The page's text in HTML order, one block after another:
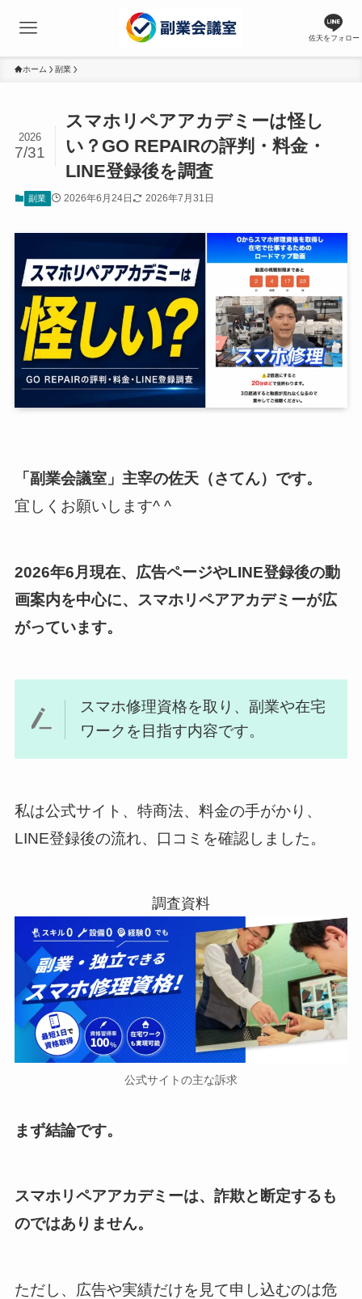
佐天をフォロー
ホーム 副業
スマホリペアアカデミーは怪し
い？GO REPAIRの評判・料金・
LINE登録後を調査
2026
7/31
副業 2026年6月24日 2026年7月31日
「副業会議室」主宰の佐天（さてん） です。
宜しくお願いします^ ^
2026年6月現在、広告ページやLINE登録後の動
画案内を中心に、スマホリペアアカデミーが広
がっています。
スマホ修理資格を取り、副業や在宅
ワークを目指す内容です。
私は公式サイト、特商法、料金の手がかり、
LINE登録後の流れ、口コミを確認しました。
公式サイトの主な訴求
まず結論です。
スマホリペアアカデミーは、詐欺と断定するも
のではありません。
ただし、広告や実績だけを見て申し込むのは危